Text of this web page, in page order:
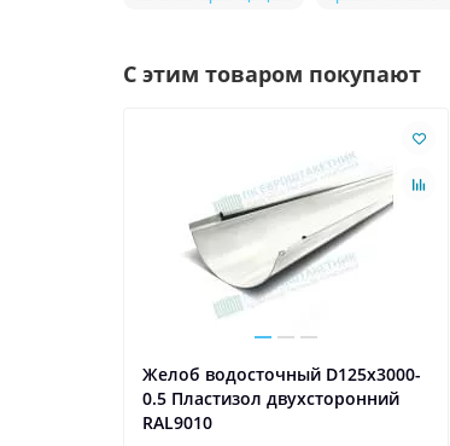
С этим товаром покупают
Желоб водосточный D125х3000-
0.5 Пластизол двухсторонний
RAL9010